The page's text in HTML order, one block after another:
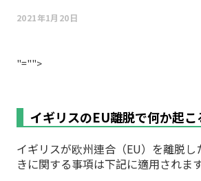
2021年1月20日
"="">
イギリスのEU離脱で何か起こ
イギリスが欧州連合（EU）を離脱
きに関する事項は下記に適用されま